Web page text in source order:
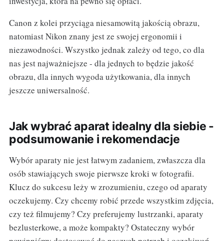
Canon z kolei przyciąga niesamowitą jakością obrazu,
natomiast Nikon znany jest ze swojej ergonomii i
niezawodności. Wszystko jednak zależy od tego, co dla
nas jest najważniejsze - dla jednych to będzie jakość
obrazu, dla innych wygoda użytkowania, dla innych
jeszcze uniwersalność.
Jak wybrać aparat idealny dla siebie -
podsumowanie i rekomendacje
Wybór aparaty nie jest łatwym zadaniem, zwłaszcza dla
osób stawiających swoje pierwsze kroki w fotografii.
Klucz do sukcesu leży w zrozumieniu, czego od aparaty
oczekujemy. Czy chcemy robić przede wszystkim zdjęcia,
czy też filmujemy? Czy preferujemy lustrzanki, aparaty
bezlusterkowe, a może kompakty? Ostateczny wybór